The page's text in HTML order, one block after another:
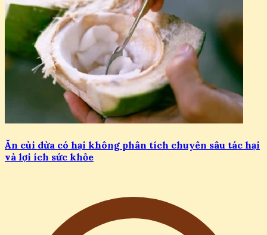
Ăn cùi dừa có hại không phân tích chuyên sâu tác hại
và lợi ích sức khỏe